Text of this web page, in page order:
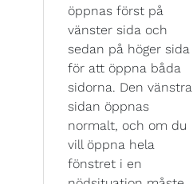
öppnas först på
vänster sida och
sedan på höger sida
för att öppna båda
sidorna. Den vänstra
sidan öppnas
normalt, och om du
vill öppna hela
fönstret i en